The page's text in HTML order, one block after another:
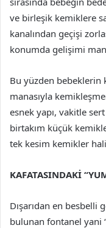
ve birleşik kemiklere
kanalından geçişi
konumda gelişimi
Bu yüzden
manasıyla
esnek yapı, vakitle
birtakım küçük
tek kesim kemikler
KAFATASINDAKİ
Dışarıdan en besbelli
bulunan fontanel yani